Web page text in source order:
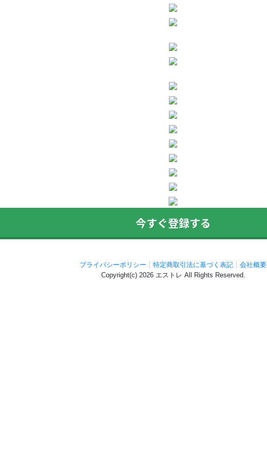
今すぐ登録する
プライバシーポリシー 特定商取引法に基づく表記
会社概要
Copyright(c) 2026 エストレ All Rights Reserved.